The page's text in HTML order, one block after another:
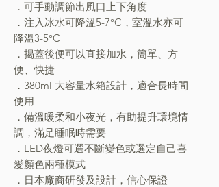
．可手動調節出風口上下角度
．注入冰水可降溫5-7°C，室溫水亦可
降溫3-5°C
．揭蓋後便可以直接加水，簡單、方
便、快捷
．380ml 大容量水箱設計，適合長時間
使用
．備溫暖柔和小夜光，有助提升環境情
調，滿足睡眠時需要
．LED夜燈可選不斷變色或選定自己喜
愛顏色兩種模式
．日本廠商研發及設計，信心保證